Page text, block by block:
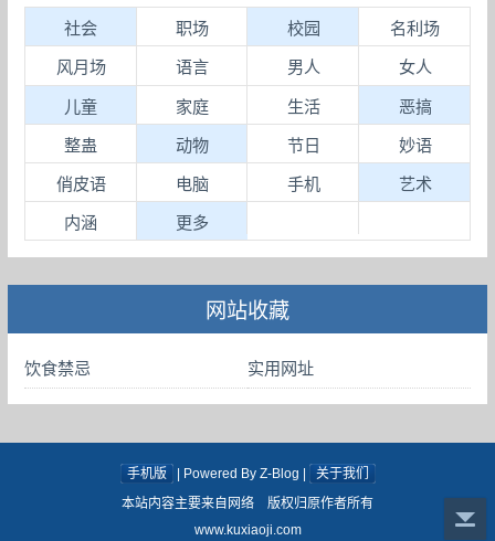
社会 职场 校园 名利场
风月场 语言 男人 女人
儿童 家庭 生活 恶搞
整蛊 动物 节日 妙语
俏皮语 电脑 手机 艺术
内涵 更多
网站收藏
饮食禁忌 实用网址
手机版 | Powered By Z-Blog |
关于我们
本站内容主要来自网络 版权归原作者所有
www.kuxiaoji.com